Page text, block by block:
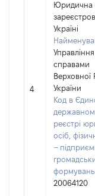
4
Юридична
Україні
Управління
справами
Верховної
України
Код в
реєстрі
осіб,
–
20064120